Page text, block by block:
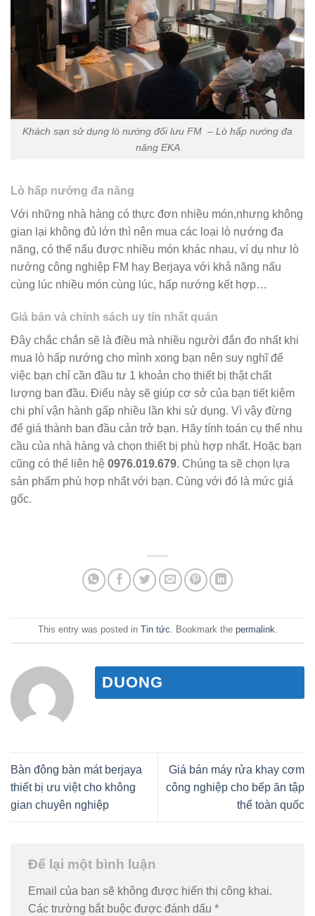
Khách sạn sử dụng lò nướng đối lưu FM – Lò hấp nướng đa
năng EKA
Lò hấp nướng đa năng
Với những nhà hàng có thực đơn nhiều món,nhưng không
gian lại không đủ lớn thì nên mua các loại lò nướng đa
năng, có thể nấu được nhiều món khác nhau, ví dụ như lò
nướng công nghiệp FM hay Berjaya với khả năng nấu
cùng lúc nhiều món cùng lúc, hấp nướng kết hợp…
Giá bán và chính sách uy tín nhất quán
Đây chắc chắn sẽ là điều mà nhiều người đắn đo nhất khi
mua lò hấp nướng cho mình xong bạn nên suy nghĩ đế
việc bạn chỉ cần đầu tư 1 khoản cho thiết bị thật chất
lượng ban đầu. Điểu này sẽ giúp cơ sở của bạn tiết kiệm
chi phí vận hành gấp nhiều lần khi sử dụng. Vì vậy đừng
để giá thành ban đầu cản trở bạn. Hãy tính toán cụ thể nhu
cầu của nhà hàng và chọn thiết bị phù hợp nhất. Hoặc bạn
cũng có thể liên hệ 0976.019.679. Chúng ta sẽ chọn lựa
sản phẩm phù hợp nhất với bạn. Cùng với đó là mức giá
gốc.
This entry was posted in Tin tức. Bookmark the permalink.
DUONG
Bàn đông bàn mát berjaya
thiết bị ưu việt cho không
gian chuyên nghiệp
Giá bán máy rửa khay cơm
công nghiệp cho bếp ăn tập
thể toàn quốc
Để lại một bình luận
Email của bạn sẽ không được hiển thị công khai.
Các trường bắt buộc được đánh dấu *